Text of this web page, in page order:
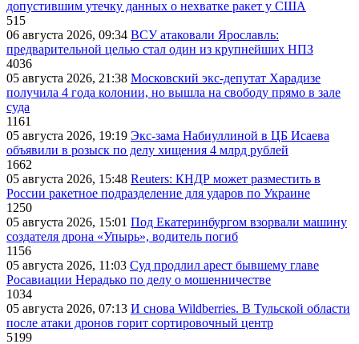
допустившим утечку данных о нехватке ракет у США
515
06 августа 2026, 09:34 ВСУ атаковали Ярославль:
предварительной целью стал один из крупнейших НПЗ
4036
05 августа 2026, 21:38 Московский экс-депутат Харадизе
получила 4 года колонии, но вышла на свободу прямо в зале
суда
1161
05 августа 2026, 19:19 Экс-зама Набиуллиной в ЦБ Исаева
объявили в розыск по делу хищения 4 млрд рублей
1662
05 августа 2026, 15:48 Reuters: КНДР может разместить в
России ракетное подразделение для ударов по Украине
1250
05 августа 2026, 15:01 Под Екатеринбургом взорвали машину
создателя дрона «Упырь», водитель погиб
1156
05 августа 2026, 11:03 Суд продлил арест бывшему главе
Росавиации Нерадько по делу о мошенничестве
1034
05 августа 2026, 07:13 И снова Wildberries. В Тульской области
после атаки дронов горит сортировочный центр
5199